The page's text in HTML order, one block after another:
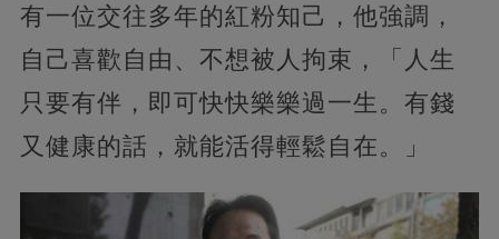
有一位交往多年的紅粉知己，他強調，
自己喜歡自由、不想被人拘束，「人生
只要有伴，即可快快樂樂過一生。有錢
又健康的話，就能活得輕鬆自在。」